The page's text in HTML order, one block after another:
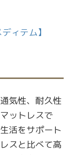
ィテム】
気性、耐久性
ットレスで
活をサポート
スと比べて高